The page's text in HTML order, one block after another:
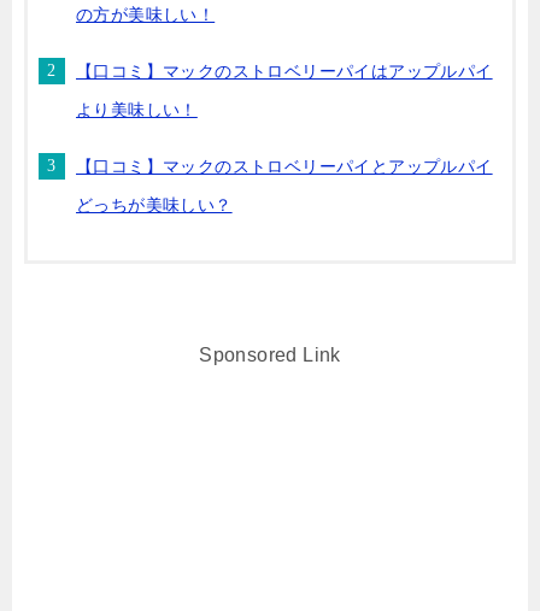
の方が美味しい！
【口コミ】マックのストロベリーパイはアップルパイ
より美味しい！
【口コミ】マックのストロベリーパイとアップルパイ
どっちが美味しい？
Sponsored Link